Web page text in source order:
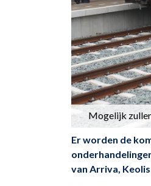
Mogelijk
Er worden de
van Arriva,